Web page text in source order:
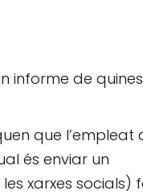
informe de
que l’empleat
és enviar un
xarxes socials)